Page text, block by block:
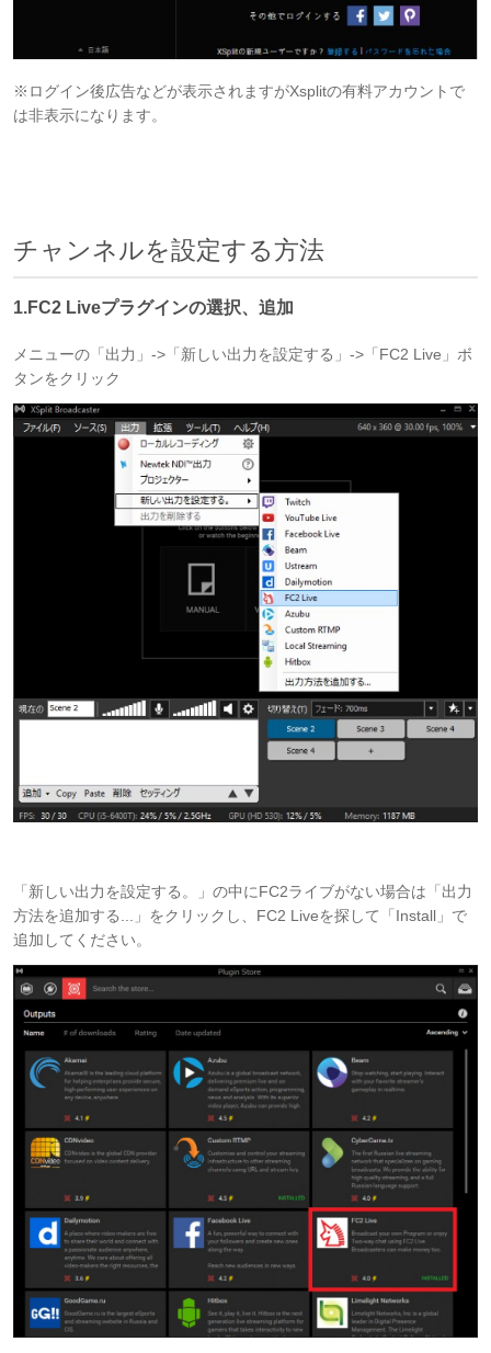
※ログイン後広告などが表示されますがXsplitの有料アカウントで
は非表示になります。
チャンネルを設定する方法
1.FC2 Liveプラグインの選択、追加
メニューの「出力」->「新しい出力を設定する」->「FC2 Live」ボ
タンをクリック
「新しい出力を設定する。」の中にFC2ライブがない場合は「出力
方法を追加する...」をクリックし、FC2 Liveを探して「Install」で
追加してください。